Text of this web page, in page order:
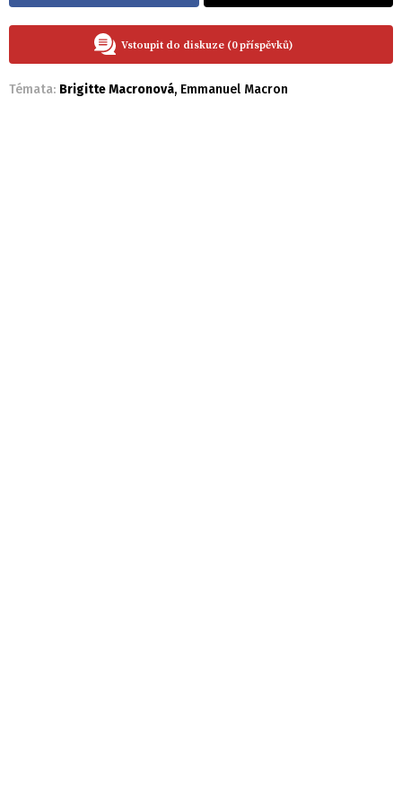
Vstoupit do diskuze (0 příspěvků)
Témata: Brigitte Macronová, Emmanuel Macron